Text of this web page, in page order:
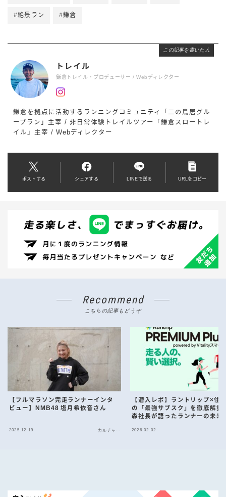
#絶景ラン #鎌倉
この記事を書いた人
トレイル
鎌倉トレイル・プロデューサー / Webディレクター
鎌倉を拠点に活動するランニングコミュニティ「二の鳥居グル
ープラン」主宰 / 非日常体験トレイルツアー「鎌倉スロートレ
イル」主宰 / Webディレクター
ポストする シェアする LINEで送る URLをコピー
Recommend
こちらの記事もどうぞ
【フルマラソン完走ランナーインタ
ビュー】NMB48 塩月希依音さん
2025.12.19 カルチャー
【潜入レポ】ラントリップ×住
の「最強サブスク」を徹底解説
森社長が語ったランナーの未来
2026.02.02